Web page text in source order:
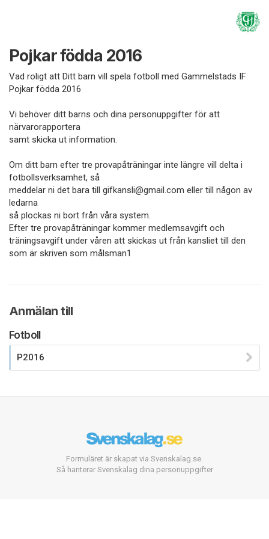
Pojkar födda 2016
Vad roligt att Ditt barn vill spela fotboll med Gammelstads IF
Pojkar födda 2016
Vi behöver ditt barns och dina personuppgifter för att
närvarorapportera
samt skicka ut information.
Om ditt barn efter tre provapåträningar inte längre vill delta i
fotbollsverksamhet, så
meddelar ni det bara till gifkansli@gmail.com eller till någon av
ledarna
så plockas ni bort från våra system.
Efter tre provapåträningar kommer medlemsavgift och
träningsavgift under våren att skickas ut från kansliet till den
som är skriven som målsman1
Anmälan till
Fotboll
P2016
Formuläret är skapat via Svenskalag.se.
Så hanterar Svenskalag dina personuppgifter